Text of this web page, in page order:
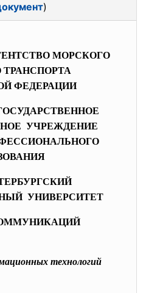
)
МОРСКОГО
ТРАНСПОРТА
ФЕДЕРАЦИИ
УЧРЕЖДЕНИЕ
УНИВЕРСИТЕТ
технологий